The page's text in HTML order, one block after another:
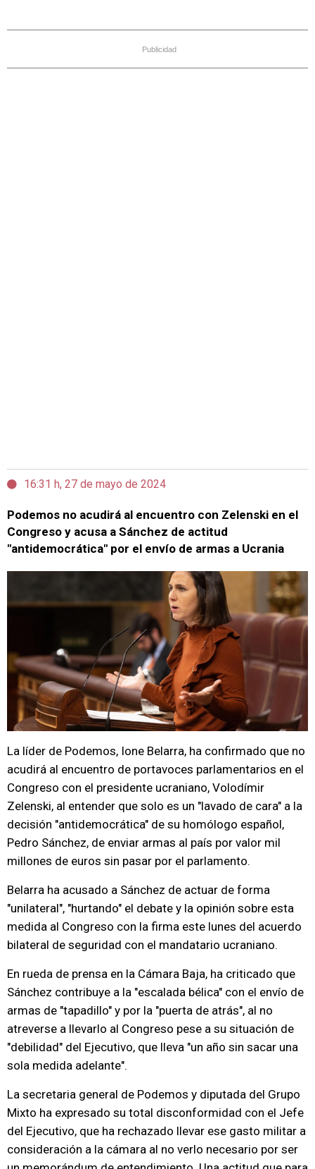
Publicidad
16:31 h, 27 de mayo de 2024
Podemos no acudirá al encuentro con Zelenski en el
Congreso y acusa a Sánchez de actitud
"antidemocrática" por el envío de armas a Ucrania
La líder de Podemos, Ione Belarra, ha confirmado que no
acudirá al encuentro de portavoces parlamentarios en el
Congreso con el presidente ucraniano, Volodímir
Zelenski, al entender que solo es un "lavado de cara" a la
decisión "antidemocrática" de su homólogo español,
Pedro Sánchez, de enviar armas al país por valor mil
millones de euros sin pasar por el parlamento.
Belarra ha acusado a Sánchez de actuar de forma
"unilateral", "hurtando" el debate y la opinión sobre esta
medida al Congreso con la firma este lunes del acuerdo
bilateral de seguridad con el mandatario ucraniano.
En rueda de prensa en la Cámara Baja, ha criticado que
Sánchez contribuye a la "escalada bélica" con el envío de
armas de "tapadillo" y por la "puerta de atrás", al no
atreverse a llevarlo al Congreso pese a su situación de
"debilidad" del Ejecutivo, que lleva "un año sin sacar una
sola medida adelante".
La secretaria general de Podemos y diputada del Grupo
Mixto ha expresado su total disconformidad con el Jefe
del Ejecutivo, que ha rechazado llevar ese gasto militar a
consideración a la cámara al no verlo necesario por ser